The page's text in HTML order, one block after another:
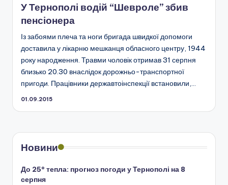
У Тернополі водій “Шевроле” збив
пенсіонера
Із забоями плеча та ноги бригада швидкої допомоги
доставила у лікарню мешканця обласного центру, 1944
року народження. Травми чоловік отримав 31 серпня
близько 20.30 внаслідок дорожньо-транспортної
пригоди. Працівники державтоінспекції встановили,…
01.09.2015
Новини
До 25° тепла: прогноз погоди у Тернополі на 8
серпня